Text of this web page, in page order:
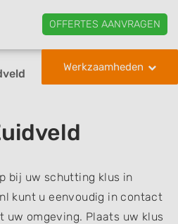
OFFERTES AANVRAGEN
Werkzaamheden
bij uw schutting klus in
kunt u eenvoudig in contact
uw omgeving. Plaats uw klus